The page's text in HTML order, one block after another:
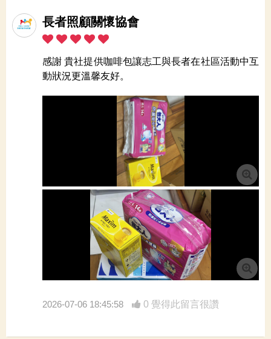
長者照顧關懷協會
感謝 貴社提供咖啡包讓志工與長者在社區活動中互
動狀況更溫馨友好。
2026-07-06 18:45:58 0 覺得此留言很讚